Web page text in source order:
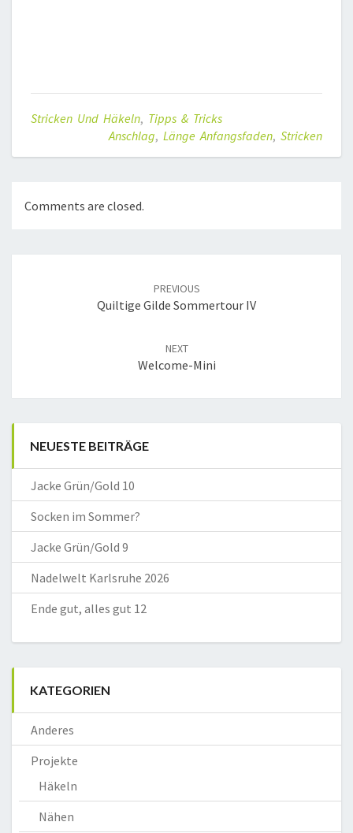
Stricken Und Häkeln, Tipps & Tricks
Anschlag, Länge Anfangsfaden, Stricken
Comments are closed.
PREVIOUS
Quiltige Gilde Sommertour IV
NEXT
Welcome-Mini
NEUESTE BEITRÄGE
Jacke Grün/Gold 10
Socken im Sommer?
Jacke Grün/Gold 9
Nadelwelt Karlsruhe 2026
Ende gut, alles gut 12
KATEGORIEN
Anderes
Projekte
Häkeln
Nähen